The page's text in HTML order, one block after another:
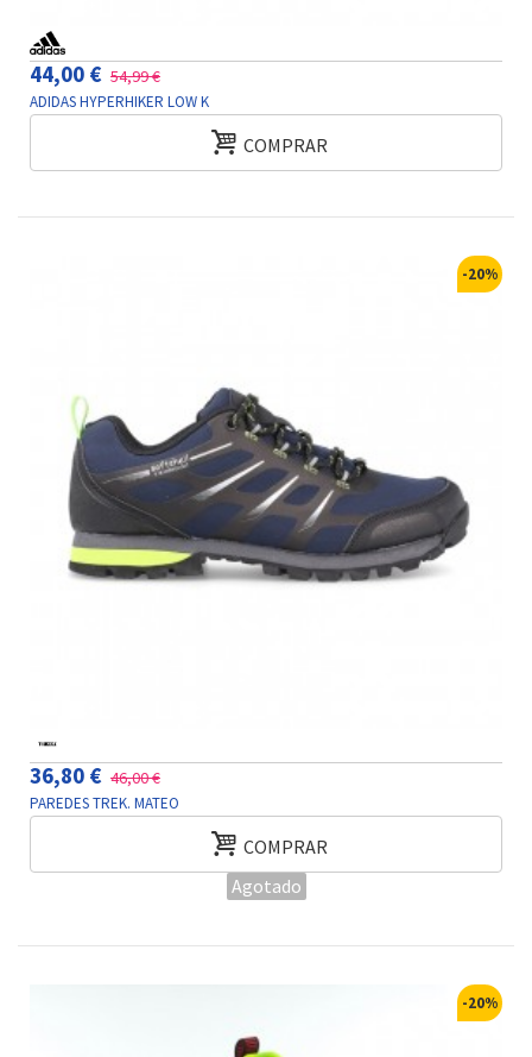
44,00 € 54,99 €
ADIDAS HYPERHIKER LOW K
COMPRAR
-20%
36,80 € 46,00 €
PAREDES TREK. MATEO
COMPRAR
Agotado
-20%